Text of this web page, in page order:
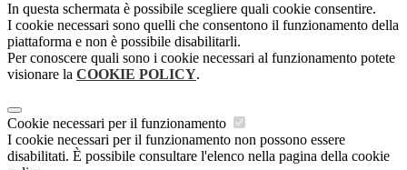
In questa schermata è possibile scegliere quali cookie consentire.
I cookie necessari sono quelli che consentono il funzionamento della
piattaforma e non è possibile disabilitarli.
Per conoscere quali sono i cookie necessari al funzionamento potete
visionare la COOKIE POLICY.
Cookie necessari per il funzionamento
I cookie necessari per il funzionamento non possono essere
disabilitati. È possibile consultare l'elenco nella pagina della cookie